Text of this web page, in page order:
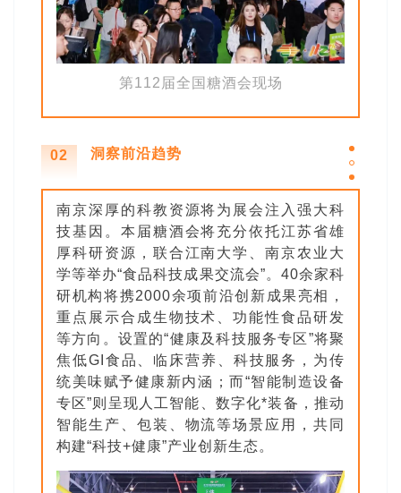
第112届全国糖酒会现场
02 洞察前沿趋势
南京深厚的科教资源将为展会注入强大科
技基因。本届糖酒会将充分依托江苏省雄
厚科研资源，联合江南大学、南京农业大
学等举办“食品科技成果交流会”。40余家科
研机构将携2000余项前沿创新成果亮相，
重点展示合成生物技术、功能性食品研发
等方向。设置的“健康及科技服务专区”将聚
焦低GI食品、临床营养、科技服务，为传
统美味赋予健康新内涵；而“智能制造设备
专区”则呈现人工智能、数字化*装备，推动
智能生产、包装、物流等场景应用，共同
构建“科技+健康”产业创新生态。